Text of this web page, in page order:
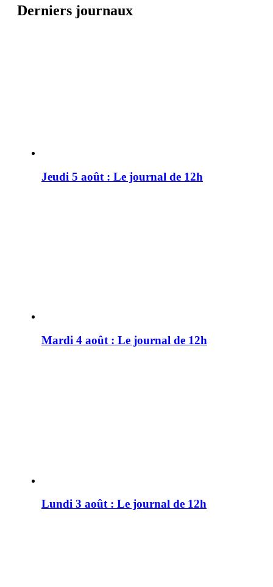
Derniers journaux
Jeudi 5 août : Le journal de 12h
Mardi 4 août : Le journal de 12h
Lundi 3 août : Le journal de 12h